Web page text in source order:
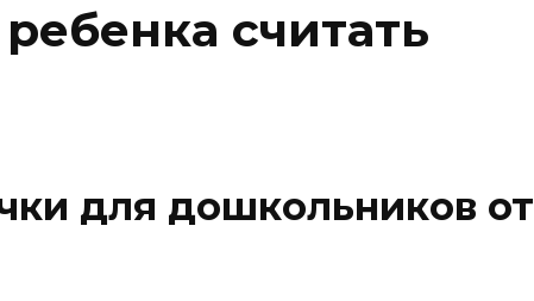
считать
для дошкольников от